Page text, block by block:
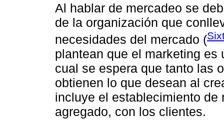
Al hablar de mercadeo se
de la organización que
necesidades del mercado (
plantean que el marketing
cual se espera que tanto las
obtienen lo que desean al
incluye el establecimiento
agregado, con los clientes.